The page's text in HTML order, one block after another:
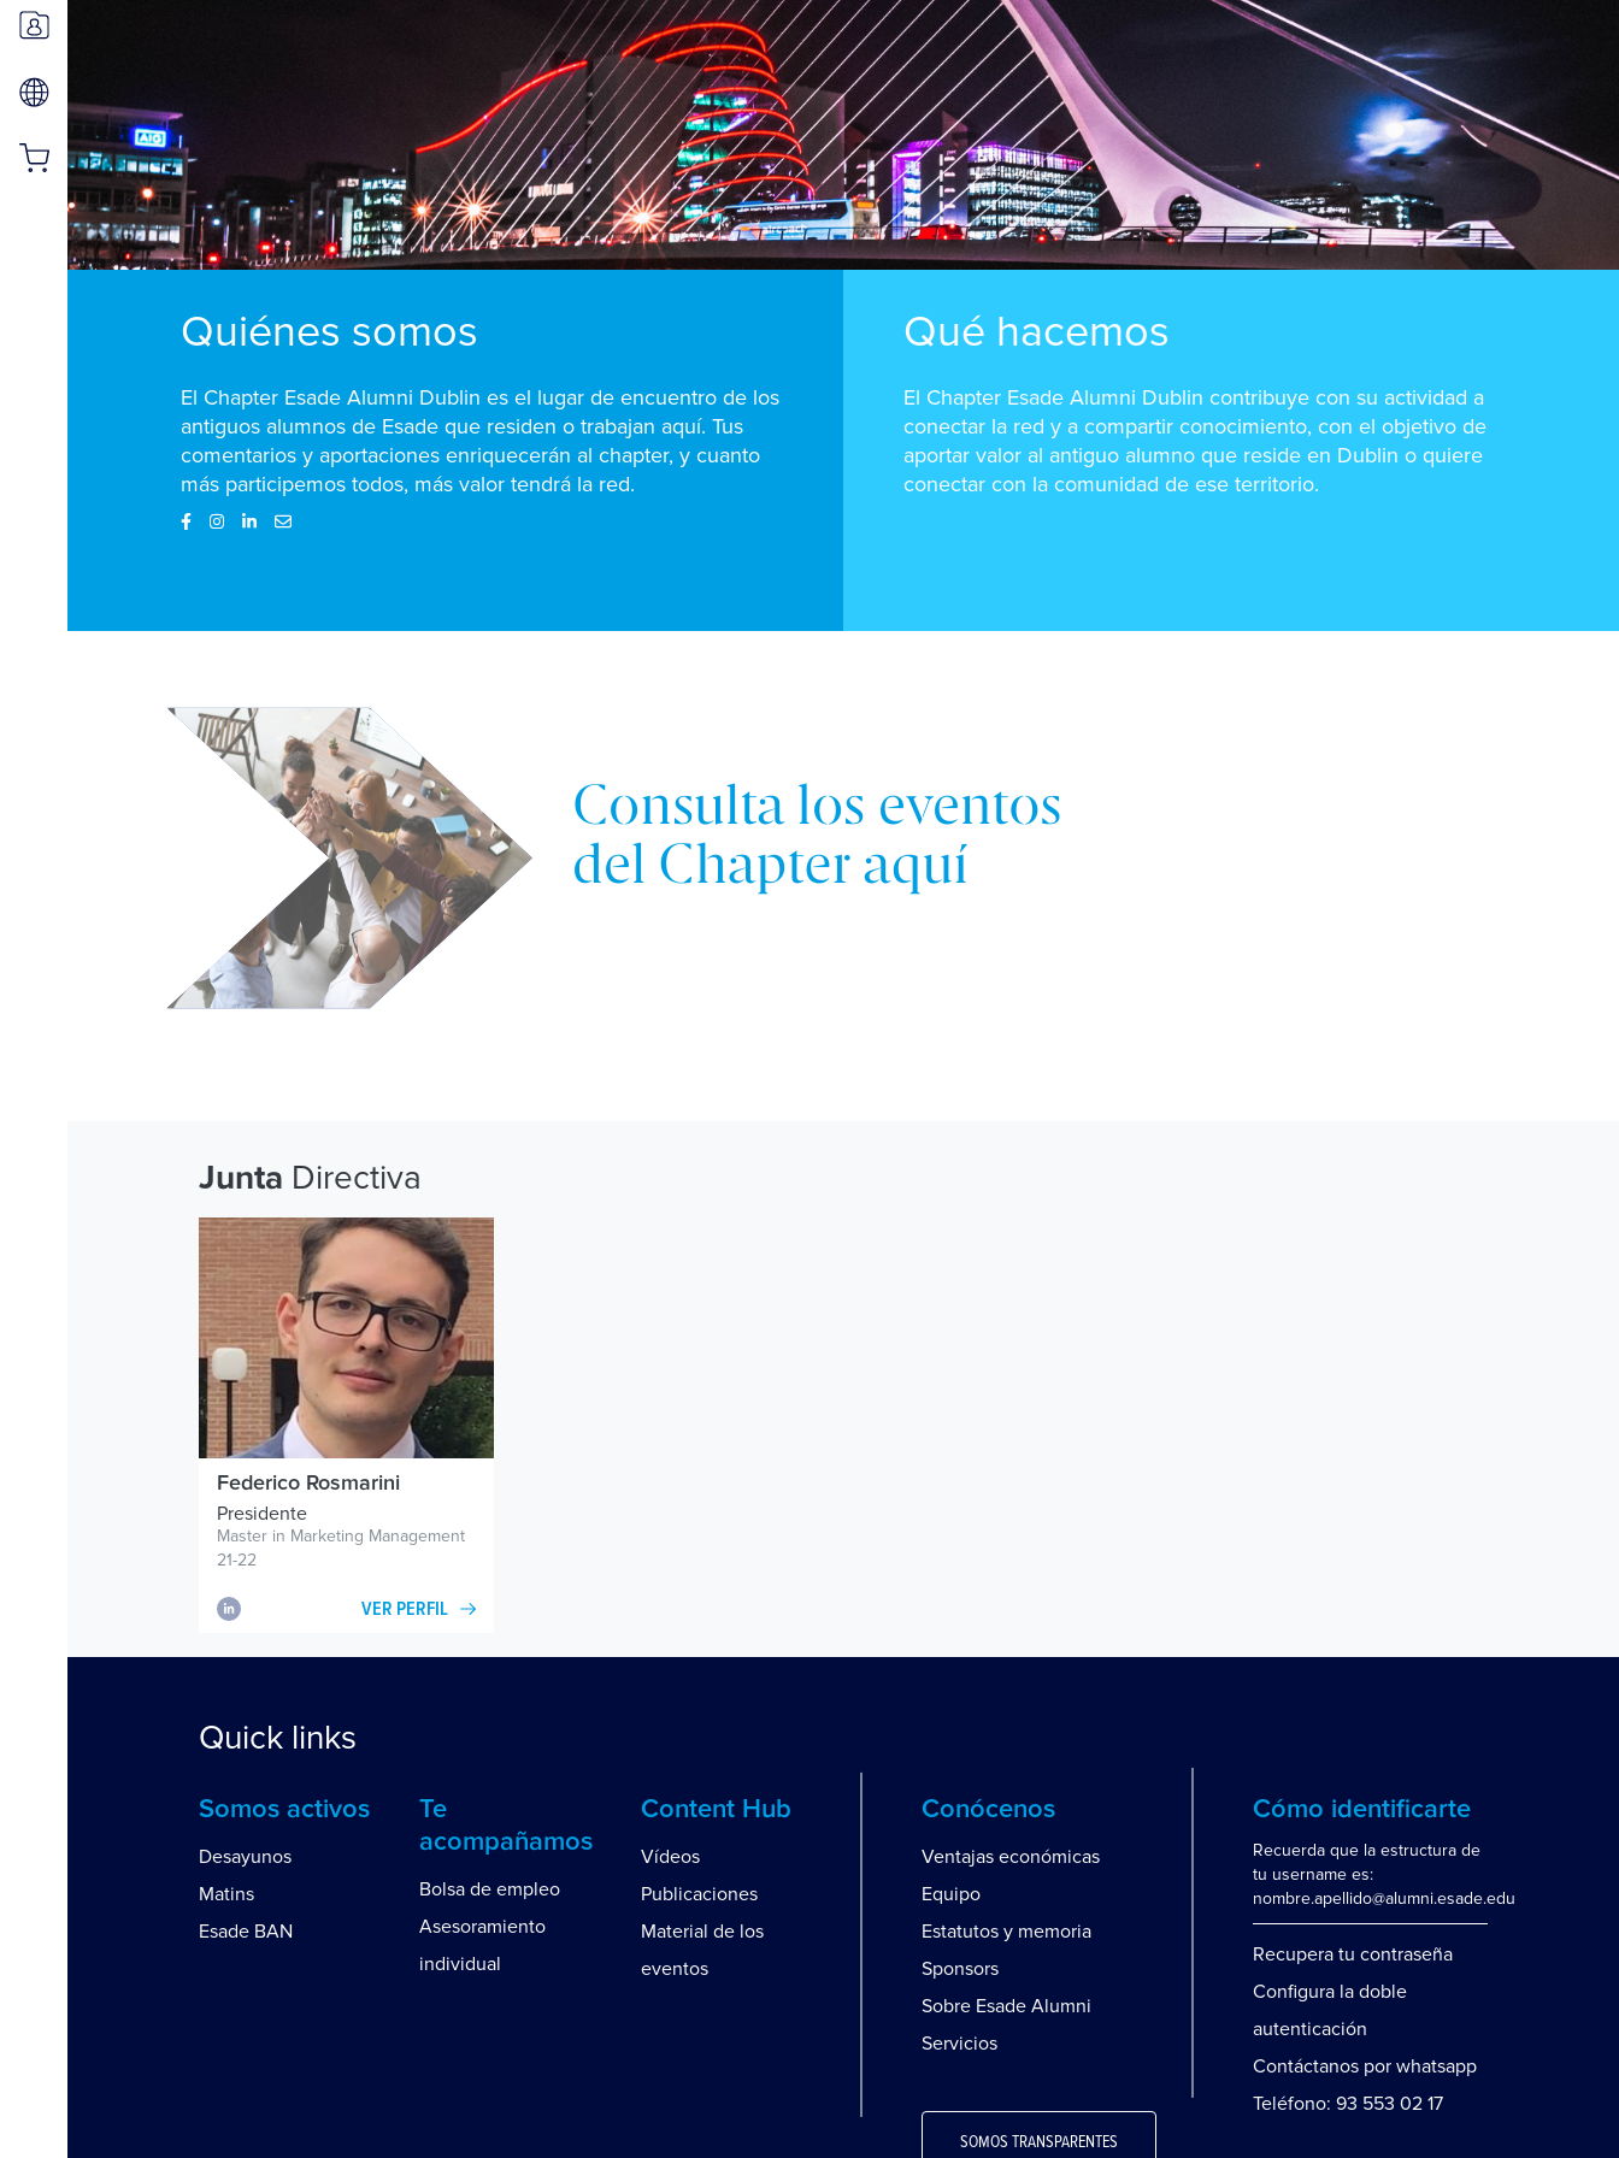
Quiénes somos
El Chapter Esade Alumni Dublin es el lugar de encuentro de los
antiguos alumnos de Esade que residen o trabajan aquí. Tus
comentarios y aportaciones enriquecerán al chapter, y cuanto
más participemos todos, más valor tendrá la red.
Qué hacemos
El Chapter Esade Alumni Dublin contribuye con su actividad a
conectar la red y a compartir conocimiento, con el objetivo de
aportar valor al antiguo alumno que reside en Dublin o quiere
conectar con la comunidad de ese territorio.
Junta Directiva
Federico Rosmarini
Presidente
Master in Marketing Management
21-22
VER PERFIL
Quick links
Somos activos
Desayunos
Matins
Esade BAN
Te
acompañamos
Bolsa de empleo
Asesoramiento
individual
Content Hub
Vídeos
Publicaciones
Material de los
eventos
Conócenos
Ventajas económicas
Equipo
Estatutos y memoria
Sponsors
Sobre Esade Alumni
Servicios
SOMOS TRANSPARENTES
Cómo identificarte
Recuerda que la estructura de
tu username es:
nombre.apellido@alumni.esade.edu
Recupera tu contraseña
Configura la doble
autenticación
Contáctanos por whatsapp
Teléfono: 93 553 02 17